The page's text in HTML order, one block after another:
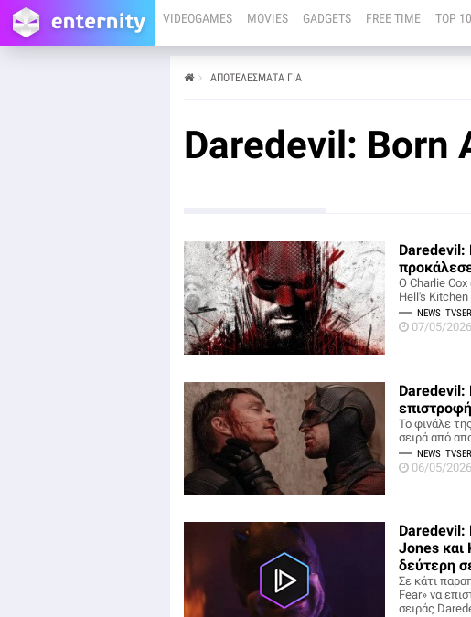
VIDEOGAMES MOVIES GADGETS FREE TIME TOP 10
ΑΠΟΤΕΛΕΣΜΑΤΑ ΓΙΑ
Daredevil: Born
Daredevil:
Ο Charlie
Hell's Kitchen
NEWS
07/05/2026
Daredevil:
Το φινάλε
σειρά από
NEWS
06/05/2026
Daredevil:
Jones και
δεύτερη
Σε κάτι
Fear» να
σειράς